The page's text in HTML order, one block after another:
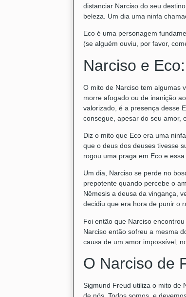
distanciar Narciso do seu
beleza. Um dia uma ninfa
Eco é uma personagem
(se alguém ouviu, por favor,
Narciso e
O mito de Narciso tem algumas
morre afogado ou de inanição
valorizado, é a presença desse
consegue, apesar do seu amor,
Diz o mito que Eco era uma
que o deus dos deuses tivesse
rogou uma praga em Eco e
Um dia, Narciso se perde no
prepotente quando percebe o
Nêmesis a deusa da vingança,
decidiu que era hora de punir o
Foi então que Narciso
Narciso então sofreu a mesma
causa de um amor impossível,
O Narciso de
Sigmund Freud utiliza o mito de